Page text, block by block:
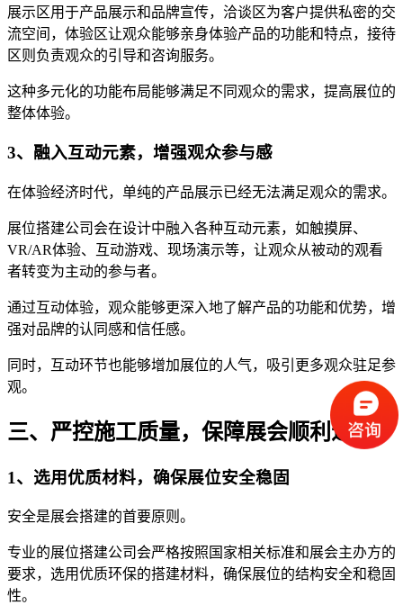
展示区用于产品展示和品牌宣传，洽谈区为客户提供私密的交
流空间，体验区让观众能够亲身体验产品的功能和特点，接待
区则负责观众的引导和咨询服务。
这种多元化的功能布局能够满足不同观众的需求，提高展位的
整体体验。
3、融入互动元素，增强观众参与感
在体验经济时代，单纯的产品展示已经无法满足观众的需求。
展位搭建公司会在设计中融入各种互动元素，如触摸屏、
VR/AR体验、互动游戏、现场演示等，让观众从被动的观看
者转变为主动的参与者。
通过互动体验，观众能够更深入地了解产品的功能和优势，增
强对品牌的认同感和信任感。
同时，互动环节也能够增加展位的人气，吸引更多观众驻足参
观。
三、严控施工质量，保障展会顺利进行
1、选用优质材料，确保展位安全稳固
安全是展会搭建的首要原则。
专业的展位搭建公司会严格按照国家相关标准和展会主办方的
要求，选用优质环保的搭建材料，确保展位的结构安全和稳固
性。